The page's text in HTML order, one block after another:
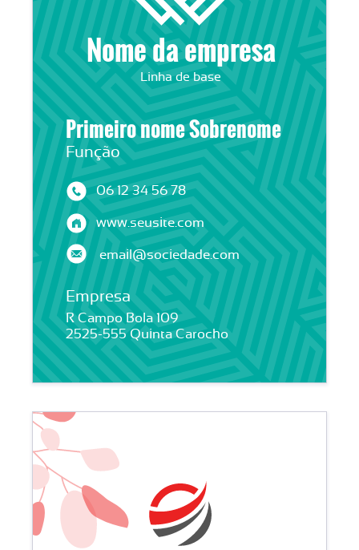
email@sociedade.com
Empresa
R Campo Bola 109
2525-555 Quinta Carocho
06 12 34 56 78
www.seusite.com
Função
Primeiro nome Sobrenome
Nome da empresa
Linha de base